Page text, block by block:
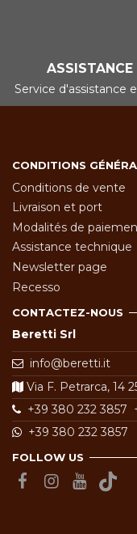
ASSISTANCE
Service d'assistance
CONDITIONS
Conditions de vente
Livraison et port
Modalités de
Assistance technique
Newsletter page
Recesso
CONTACTEZ-NOUS
Beretti Srl
info@beretti.it
Via F. Petrarca, 14
+39 380 232 3857
+39 380 232 3857
FOLLOW US